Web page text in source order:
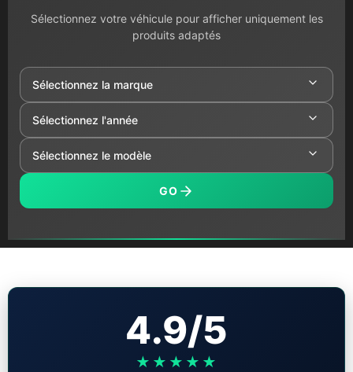
Sélectionnez votre véhicule pour afficher uniquement les
produits adaptés
GO
4.9/5
★★★★★